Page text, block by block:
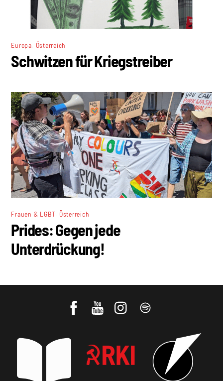
Europa Österreich
Schwitzen für Kriegstreiber
Frauen & LGBT Österreich
Prides: Gegen jede
Unterdrückung!